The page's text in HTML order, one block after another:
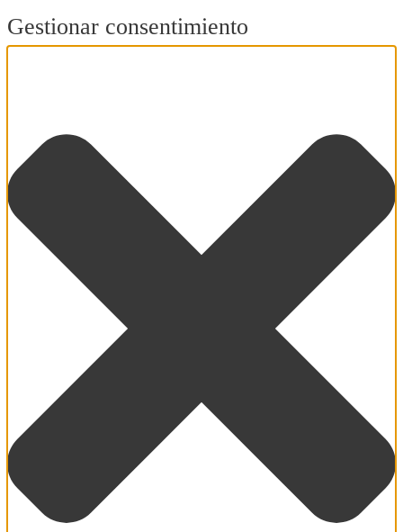
Gestionar consentimiento